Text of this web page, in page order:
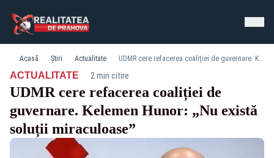
Acasă Știri Actualitate UDMR cere refacerea coaliției de guvernare. Kelemen Hunor: „Nu există soluții miraculoase”
ACTUALITATE· 2 min citire
UDMR cere refacerea coaliției de
guvernare. Kelemen Hunor: „Nu există
soluții miraculoase”